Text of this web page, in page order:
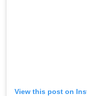
View this post on